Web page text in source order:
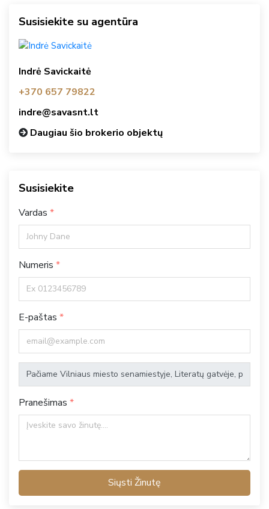
Susisiekite su agentūra
Indrė Savickaitė
+370 657 79822
indre@savasnt.lt
Daugiau šio brokerio objektų
Susisiekite
Vardas
Numeris
E-paštas
Pranešimas
Siųsti Žinutę